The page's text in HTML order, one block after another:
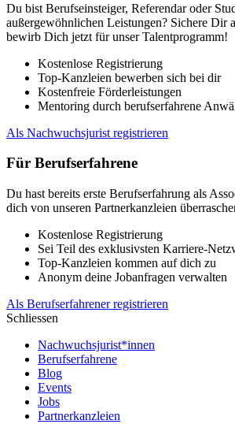
Du bist Berufseinsteiger, Referendar oder
außergewöhnlichen Leistungen? Sichere Dir
bewirb Dich jetzt für unser Talentprogramm!
Kostenlose Registrierung
Top-Kanzleien bewerben sich bei dir
Kostenfreie Förderleistungen
Mentoring durch berufserfahrene
Als Nachwuchsjurist registrieren
Für Berufserfahrene
Du hast bereits erste Berufserfahrung als
dich von unseren Partnerkanzleien
Kostenlose Registrierung
Sei Teil des exklusivsten Karriere-
Top-Kanzleien kommen auf dich zu
Anonym deine Jobanfragen verwalten
Als Berufserfahrener registrieren
Schliessen
Nachwuchsjurist*innen
Berufserfahrene
Blog
Events
Jobs
Partnerkanzleien